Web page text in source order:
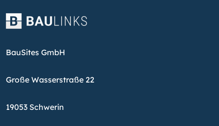
BauSites GmbH
Große Wasserstraße 22
19053 Schwerin